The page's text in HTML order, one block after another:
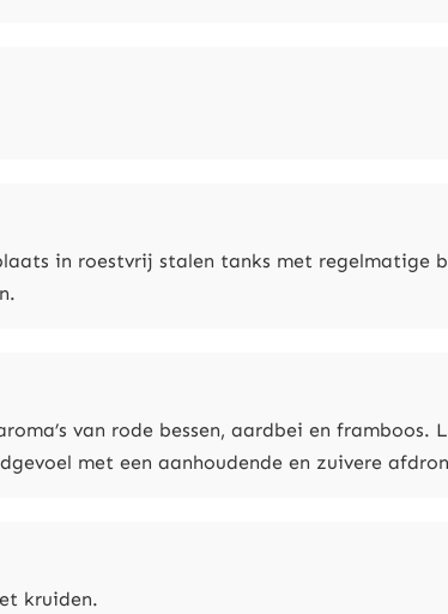
in roestvrij stalen tanks met regelmatige
van rode bessen, aardbei en framboos.
met een aanhoudende en zuivere
kruiden.